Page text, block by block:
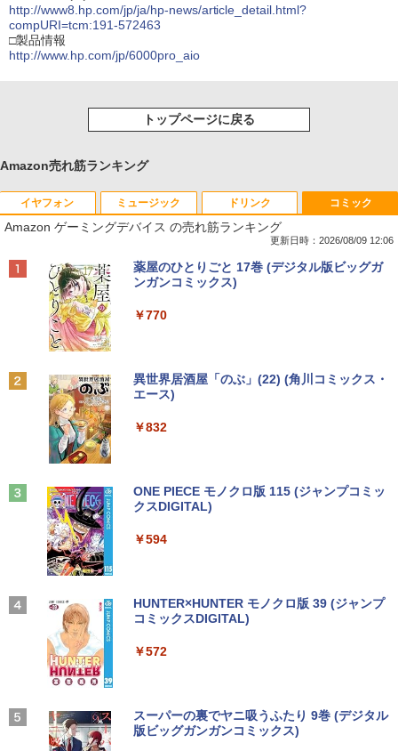
http://www8.hp.com/jp/ja/hp-news/article_detail.html?
compURI=tcm:191-572463
□製品情報
http://www.hp.com/jp/6000pro_aio
トップページに戻る
Amazon売れ筋ランキング
イヤフォン
Anker Soundcore P40i オフホワイト
Anker Soundcore P31i ブラック
Anker Soundcore Liberty 5 ミッドナイトブ
ラック
￥14,990
【2026年アップグレード版】AOKIMI ワイヤ
レスイヤホン bluetooth イヤホン V12 小型
るーとゅーす コードレス ENCノイズキャン
￥1,964
ミュージック
BRUCE WAYNE feat. Flo Milli, ATL Jacob
[Explicit]
￥250
BRUCE WAYNE feat. Flo Milli, ATL Jacob
[Explicit]
￥250
見知らぬ糸
On My Road (Stadium ver.)
On My Road (Stadium ver.)
ドリンク
【Amazon.co.jp限定】 い・ろ・は・す 2L P
ET ラベルレス ×8本
￥1,112
by Amazon 天然水 ラベルレス 500ml ×24本
富士山の天然水 バナジウム含有 水 ミネラル
ットル (Smart Basic)
by Amazon 天然水ラベルレス 2L×9本
￥1,117
by Amazon 炭酸水 ラベルレス 500ml ×24本
art Basic)
コカ・コーラ やかんの麦茶 from 爽健美茶 ラ
コミック
Amazon ゲーミングデバイス の売れ筋ランキング
更新日時：2026/08/09 12:06
薬屋のひとりごと 17巻 (デジタル版ビッグガ
ンガンコミックス)
￥770
異世界居酒屋「のぶ」(22) (角川コミックス・
エース)
￥832
ONE PIECE モノクロ版 115 (ジャンプコミッ
クスDIGITAL)
￥594
HUNTER×HUNTER モノクロ版 39 (ジャンプ
コミックスDIGITAL)
￥572
スーパーの裏でヤニ吸うふたり 9巻 (デジタル
版ビッグガンガンコミックス)